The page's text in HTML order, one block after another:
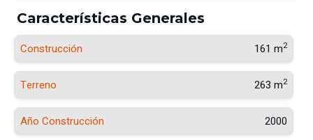
Características Generales
Construcción 161 m2
Terreno 263 m2
Año Construcción 2000